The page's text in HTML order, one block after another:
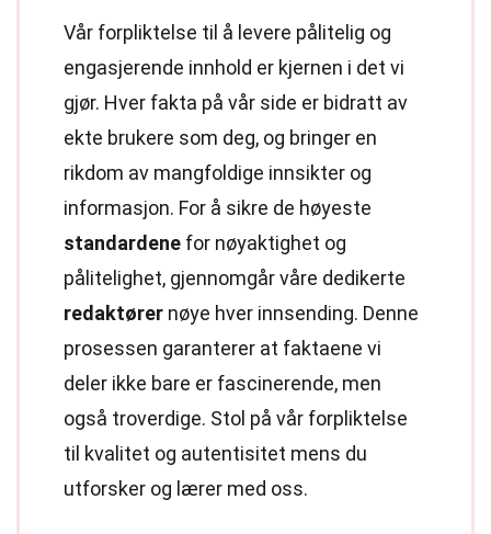
Vår forpliktelse til å levere pålitelig og
engasjerende innhold er kjernen i det vi
gjør. Hver fakta på vår side er bidratt av
ekte brukere som deg, og bringer en
rikdom av mangfoldige innsikter og
informasjon. For å sikre de høyeste
standardene for nøyaktighet og
pålitelighet, gjennomgår våre dedikerte
redaktører nøye hver innsending. Denne
prosessen garanterer at faktaene vi
deler ikke bare er fascinerende, men
også troverdige. Stol på vår forpliktelse
til kvalitet og autentisitet mens du
utforsker og lærer med oss.